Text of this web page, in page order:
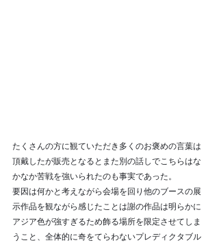
たくさんの方に観ていただき多くのお褒めの言葉は
頂戴したが販売となるとまた別の話しでこちらはな
かなか苦戦を強いられたのも事実であった。
要因は何かと考えながら会場を回り他のブースの展
示作品を観ながら感じたことは謝の作品は明らかに
アジア色が強すぎるため飾る場所を限定させてしま
うこと、全体的に奇をてらわないプレディクタブル